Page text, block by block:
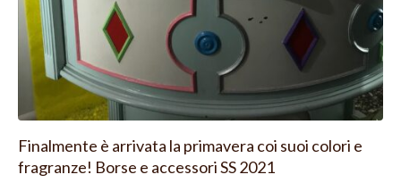
Finalmente è arrivata la primavera coi suoi colori e
fragranze! Borse e accessori SS 2021